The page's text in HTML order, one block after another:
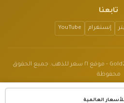
العالمية
تابعنا
إنستغرام YouTube
© 2023-2026 Gold21Price Website - موقع ٢١ سعر للذهب. جميع الحقوق
محفوظة
فقط وليس نصيحة مالية.
v1.3.2